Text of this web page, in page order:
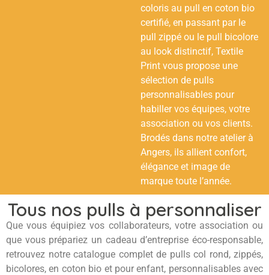
coloris au pull en coton bio
certifié, en passant par le
pull zippé ou le pull bicolore
au look distinctif, Textile
Print vous propose une
sélection de pulls
personnalisables pour
habiller vos équipes, votre
association ou vos clients.
Brodés dans notre atelier à
Angers, ils allient confort,
élégance et image de
marque toute l’année.
Tous nos pulls à personnaliser
Que vous équipiez vos collaborateurs, votre association ou
que vous prépariez un cadeau d’entreprise éco-responsable,
retrouvez notre catalogue complet de pulls col rond, zippés,
bicolores, en coton bio et pour enfant, personnalisables avec